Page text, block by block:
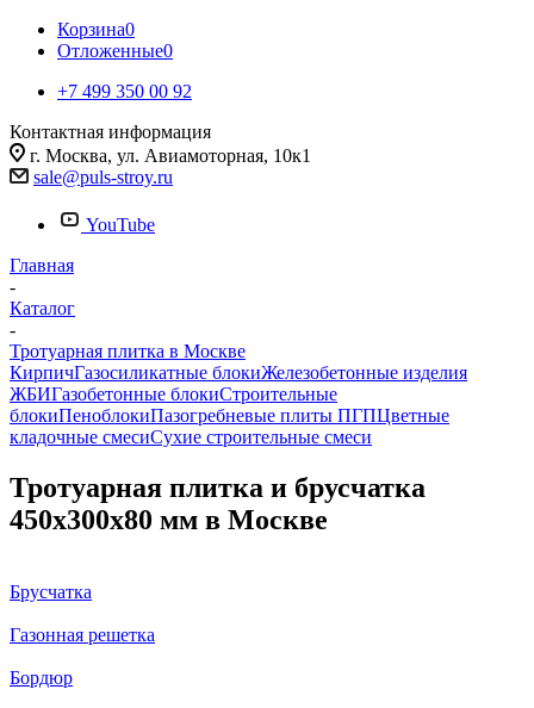
Корзина0
Отложенные0
+7 499 350 00 92
Контактная информация
г. Москва, ул. Авиамоторная, 10к1
sale@puls-stroy.ru
YouTube
Главная
-
Каталог
-
Тротуарная плитка в Москве
КирпичГазосиликатные блокиЖелезобетонные изделия
ЖБИГазобетонные блокиСтроительные
блокиПеноблокиПазогребневые плиты ПГПЦветные
кладочные смесиСухие строительные смеси
Тротуарная плитка и брусчатка
450x300x80 мм в Москве
Брусчатка
Газонная решетка
Бордюр